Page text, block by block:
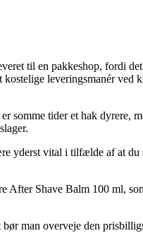
til en pakkeshop, fordi
leveringsmanér
somme tider et hak dyrere,
vital i tilfælde af at du
Shave Balm 100 ml,
man overveje den